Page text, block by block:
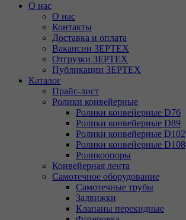
О нас
О нас
Контакты
Доставка и оплата
Вакансии ЗЕРТЕХ
Отгрузки ЗЕРТЕХ
Публикации ЗЕРТЕХ
Каталог
Прайс-лист
Ролики конвейерные
Ролики конвейерные D76
Ролики конвейерные D89
Ролики конвейерные D102
Ролики конвейерные D108
Роликоопоры
Конвейерная лента
Самотечное оборудование
Самотечные трубы
Задвижки
Клапаны перекидные